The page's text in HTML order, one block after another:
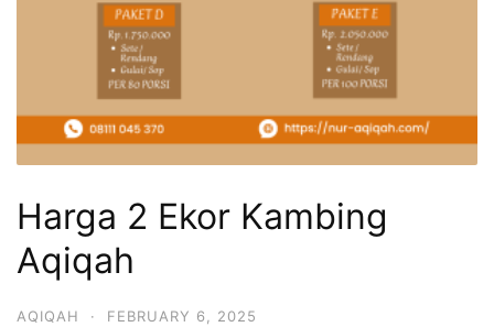
Harga 2 Ekor Kambing
Aqiqah
AQIQAH · FEBRUARY 6, 2025